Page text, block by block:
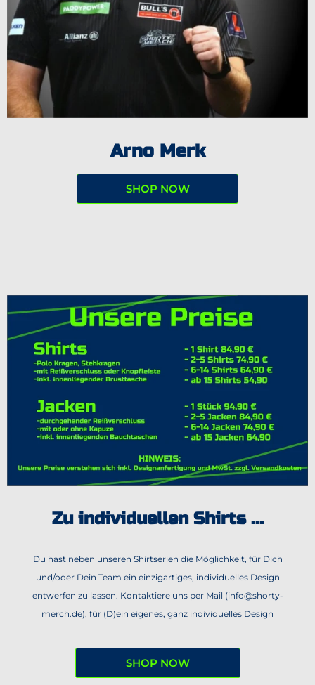
Arno Merk
SHOP NOW
Zu individuellen Shirts ...
Du hast neben unseren Shirtserien die Möglichkeit, für Dich
und/oder Dein Team ein einzigartiges, individuelles Design
entwerfen zu lassen. Kontaktiere uns per Mail (info@shorty-
merch.de), für (D)ein eigenes, ganz individuelles Design
SHOP NOW